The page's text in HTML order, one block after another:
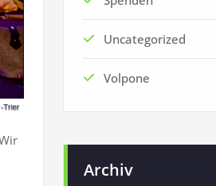
Uncategorized
Volpone
Archiv